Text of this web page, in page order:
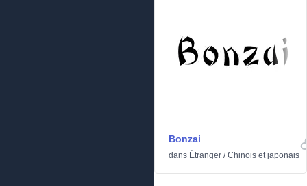
Bonzai
dans Étranger /Chinois et japonais